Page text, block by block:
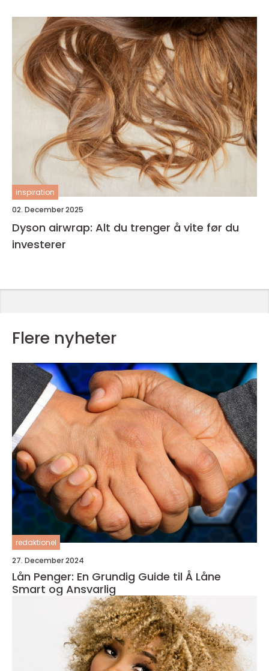
inspiration
02. December 2025
Dyson airwrap: Alt du trenger å vite før du
investerer
Flere nyheter
redaktionel
27. December 2024
Lån Penger: En Grundig Guide til Å Låne
Smart og Ansvarlig